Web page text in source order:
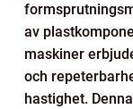
av
maskiner
och
hastighet.